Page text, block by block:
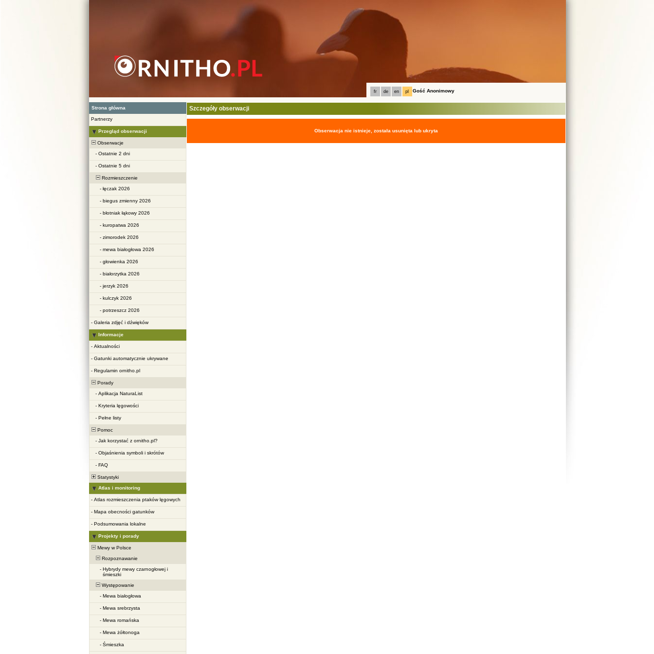
fr de en pl Gość Anonimowy
Strona główna
Partnerzy
Przegląd obserwacji
Obserwacje
- Ostatnie 2 dni
- Ostatnie 5 dni
Rozmieszczenie
- łęczak 2026
- biegus zmienny 2026
- błotniak łąkowy 2026
- kuropatwa 2026
- zimorodek 2026
- mewa białogłowa 2026
- głowienka 2026
- białorzytka 2026
- jerzyk 2026
- kulczyk 2026
- potrzeszcz 2026
- Galeria zdjęć i dźwięków
Informacje
- Aktualności
- Gatunki automatycznie ukrywane
- Regulamin ornitho.pl
Porady
- Aplikacja NaturaList
- Kryteria lęgowości
- Pełne listy
Pomoc
- Jak korzystać z ornitho.pl?
- Objaśnienia symboli i skrótów
- FAQ
Statystyki
Atlas i monitoring
- Atlas rozmieszczenia ptaków lęgowych
- Mapa obecności gatunków
- Podsumowania lokalne
Projekty i porady
Mewy w Polsce
Rozpoznawanie
- Hybrydy mewy czarnogłowej i
śmieszki
Występowanie
- Mewa białogłowa
- Mewa srebrzysta
- Mewa romańska
- Mewa żółtonoga
- Śmieszka
Szczegóły obserwacji
Obserwacja nie istnieje, została usunięta lub ukryta